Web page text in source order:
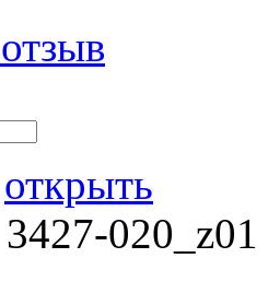
открыть
020_z01